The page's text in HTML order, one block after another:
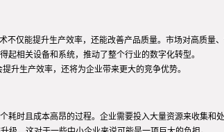
仅能提升生产效率，还能改善产品质量。市场对高质量
相关设备和系统，推动了整个行业的数字化转型。
升生产效率，还将为企业带来更大的竞争优势。
时且成本高昂的过程。企业需要投入大量资源来收集和